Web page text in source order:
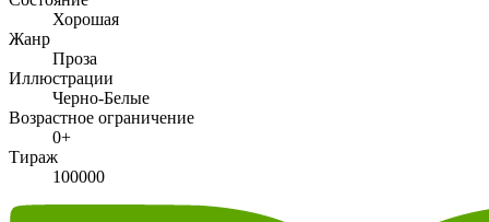
Хорошая
Жанр
Проза
Иллюстрации
Черно-Белые
Возрастное ограничение
0+
Тираж
100000